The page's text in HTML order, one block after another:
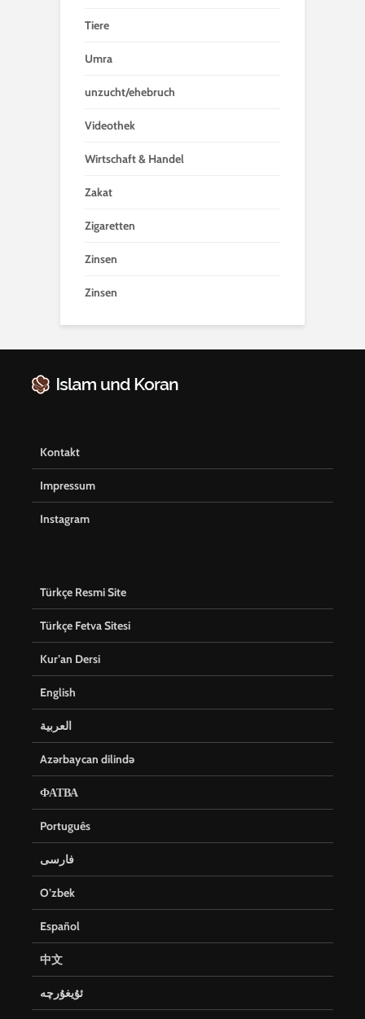
Tiere
Umra
unzucht/ehebruch
Videothek
Wirtschaft & Handel
Zakat
Zigaretten
Zinsen
Zinsen
Kontakt
Impressum
Instagram
Türkçe Resmi Site
Türkçe Fetva Sitesi
Kur’an Dersi
English
العربية
Azərbaycan dilində
ФАТВА
Português
فارسی
O’zbek
Español
中文
ئۇيغۇرچە